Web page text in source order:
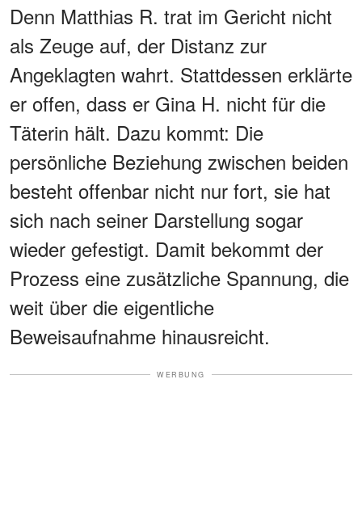
Denn Matthias R. trat im Gericht nicht
als Zeuge auf, der Distanz zur
Angeklagten wahrt. Stattdessen erklärte
er offen, dass er Gina H. nicht für die
Täterin hält. Dazu kommt: Die
persönliche Beziehung zwischen beiden
besteht offenbar nicht nur fort, sie hat
sich nach seiner Darstellung sogar
wieder gefestigt. Damit bekommt der
Prozess eine zusätzliche Spannung, die
weit über die eigentliche
Beweisaufnahme hinausreicht.
WERBUNG